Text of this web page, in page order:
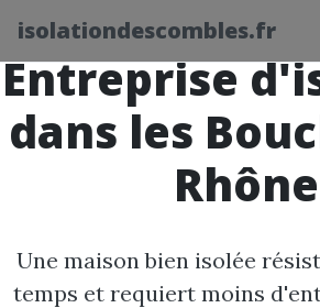
isolationdescombles.fr
Entreprise
dans les
Rhône
Une maison bien isolée
temps et requiert moins